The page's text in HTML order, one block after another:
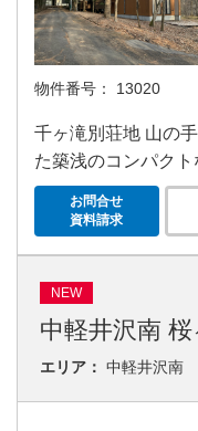
物件番号： 13020
千ヶ滝別荘地 山の
た築浅のコンパクト
お問合せ
資料請求
中軽井沢南
NEW
エリア： 中軽井沢南